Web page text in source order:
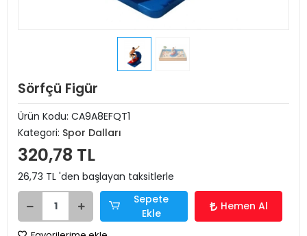
Sörfçü Figür
Ürün Kodu: CA9A8EFQT1
Kategori: Spor Dalları
320,78 TL
26,73 TL 'den başlayan taksitlerle
Sepete
Ekle
Hemen Al